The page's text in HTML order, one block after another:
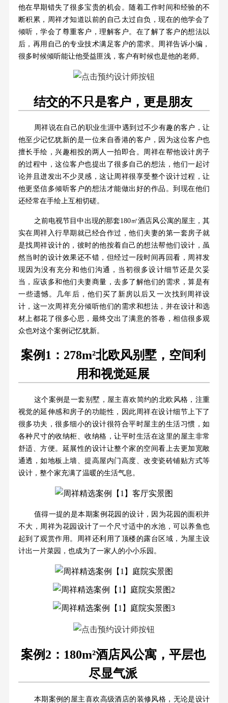
他在早期错失了很多宝贵的机会。随着工作时间和经验的不
断积累，周祥才知道以前的自己太过自负，现在的他学会了
倾听，学会了尊重客户，理解客户。在了解了客户的想法以
后，再用自己的专业技术满足客户的需求。周祥告诉小编，
很多时候倾听能让他受益匪浅，客户有时候也是他的老师。
结交的不只是客户，更是朋友
周祥说在自己的职业生涯中遇到过不少有趣的客户，让
他至少记忆犹新的是一位来自香港的客户，因为这位客户也
擅长手绘，兴趣相投的两人一拍即合。周祥在帮他设计房子
的过程中，这位客户也提出了很多自己的想法，他们一起讨
论并且迸发出不少灵感，这让周祥很享受整个设计过程，让
他更坚信多倾听客户的想法才能做出好的作品。到现在他们
还经常在手绘上互相切磋。
之前电视节目中出现的那套180㎡酒店风公寓的屋主，其
实在周祥入行早期就已经合作过，他们夫妻的第一套房子就
是找周祥设计的，彼时的他按着自己的想法帮他们设计，虽
然当时的设计效果还不错，但经过一段时间再回看，周祥发
现因为没有充分和他们沟通，当初很多设计细节还是欠妥
当，应该多和他们夫妻商量，去多了解他们的需求，算是有
一些遗憾。几年后，他们买了新房以后又一次找到周祥设
计，这一次周祥充分倾听他们的需求和想法，并在设计和选
材上都花了很多心思，最终交出了满意的答卷，相信很多观
众也对这个案例记忆犹新。
案例1：278m²北欧风别墅，空间利
用和视觉延展
这个案例是一套别墅，屋主喜欢简约的北欧风格，注重
视觉的延伸感和房子的功能性，因此周祥在设计细节上下了
很多功夫，很多细小的设计很符合平时屋主的生活习惯，如
各种尺寸的收纳柜、收纳格，让平时生活在这里的屋主非常
舒适、方便。延展性的设计让整个家的空间看上去更加宽敞
通透，如地板上墙、提高屋内门高度、改变瓷砖铺贴方式等
设计，整个家充满了温暖的生活气息。
值得一提的是本期案例花园的设计，因为花园的面积并
不大，周祥为花园设计了一个尺寸适中的水池，可以养鱼也
起到了观赏作用。周祥还利用了顶楼的露台区域，为屋主设
计出一片菜园，也成为了一家人的小小乐园。
案例2：180m²酒店风公寓，平层也
尽显气派
本期案例的屋主喜欢高级酒店的装修风格，无论是设计